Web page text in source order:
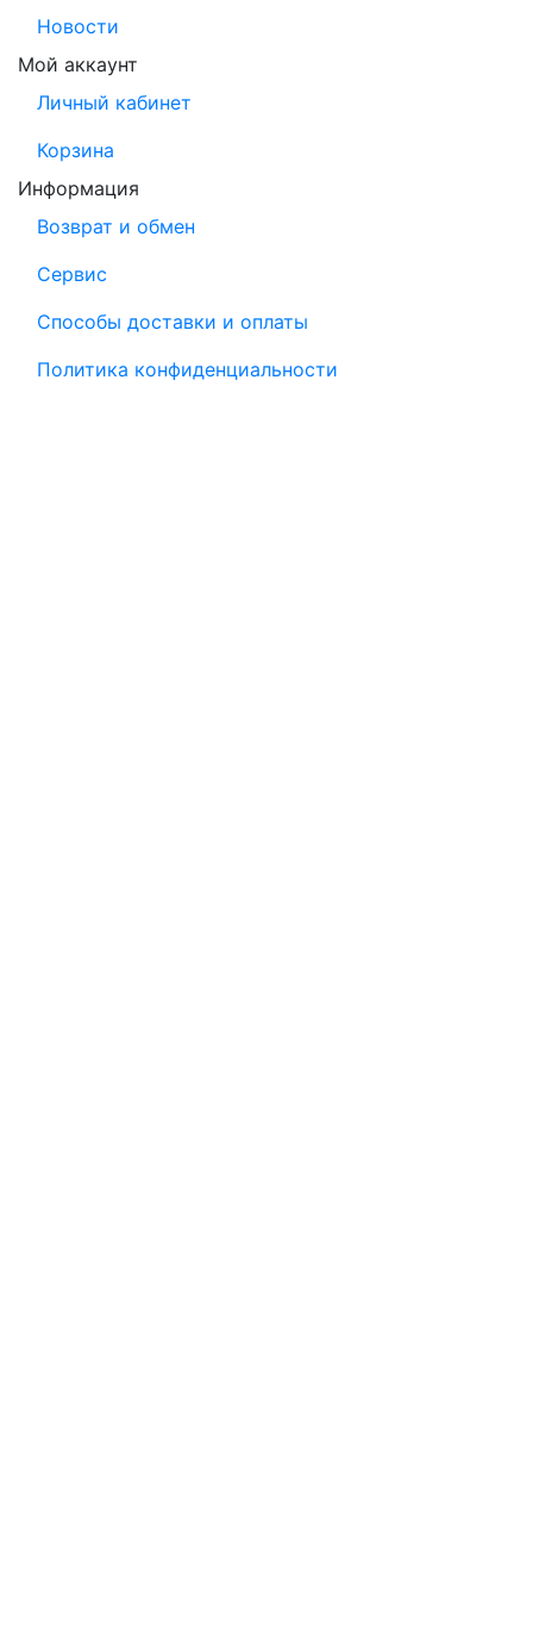
Новости
Мой аккаунт
Личный кабинет
Корзина
Информация
Возврат и обмен
Сервис
Способы доставки и оплаты
Политика конфиденциальности